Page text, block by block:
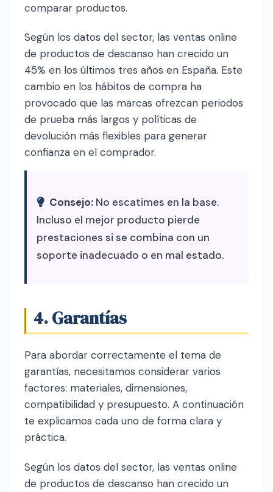
comparar productos.
Según los datos del sector, las ventas online
de productos de descanso han crecido un
45% en los últimos tres años en España. Este
cambio en los hábitos de compra ha
provocado que las marcas ofrezcan periodos
de prueba más largos y políticas de
devolución más flexibles para generar
confianza en el comprador.
Consejo: No escatimes en la base.
Incluso el mejor producto pierde
prestaciones si se combina con un
soporte inadecuado o en mal estado.
4. Garantías
Para abordar correctamente el tema de
garantías, necesitamos considerar varios
factores: materiales, dimensiones,
compatibilidad y presupuesto. A continuación
te explicamos cada uno de forma clara y
práctica.
Según los datos del sector, las ventas online
de productos de descanso han crecido un